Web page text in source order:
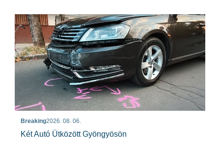
Breaking2026. 08. 06.
Két Autó Ütközött Gyöngyösön